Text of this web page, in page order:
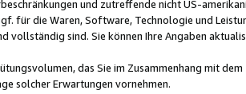
und zutreffende nicht US-
für die Waren, Software, Technologie und
vollständig sind. Sie können Ihre Angaben
das Sie im Zusammenhang mit dem
solcher Erwartungen vornehmen.